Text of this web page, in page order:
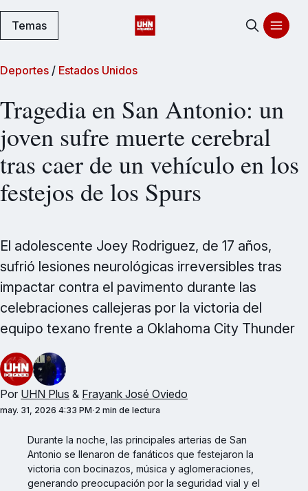
Temas
Deportes / Estados Unidos
Tragedia en San Antonio: un
joven sufre muerte cerebral
tras caer de un vehículo en los
festejos de los Spurs
El adolescente Joey Rodriguez, de 17 años,
sufrió lesiones neurológicas irreversibles tras
impactar contra el pavimento durante las
celebraciones callejeras por la victoria del
equipo texano frente a Oklahoma City Thunder
Por UHN Plus & Frayank José Oviedo
may. 31, 2026 4:33 PM 2 min de lectura
Durante la noche, las principales arterias de San
Antonio se llenaron de fanáticos que festejaron la
victoria con bocinazos, música y aglomeraciones,
generando preocupación por la seguridad vial y el